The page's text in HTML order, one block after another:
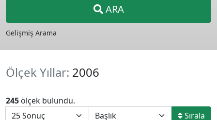
ARA
Gelişmiş Arama
Ölçek Yıllar: 2006
245 ölçek bulundu.
Sırala